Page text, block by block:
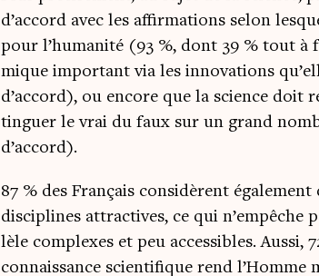
d’accord avec les affir­ma­tions selon
pour l’humanité (93 %, dont 39 % tout à
mique impor­tant via les inno­va­tions
d’accord), ou encore que la science
tin­guer le vrai du faux sur un grand
d’accord).
87 % des Fran­çais consi­dèrent
dis­ci­plines attrac­tives, ce qui n’empêche
lèle com­plexes et peu acces­sibles. Aus­si,
connais­sance scien­ti­fique rend l’Homme